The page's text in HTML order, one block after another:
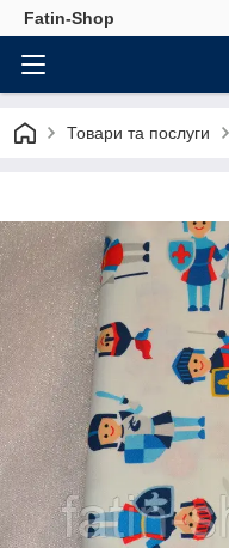
Fatin-Shop
Товари та послуги